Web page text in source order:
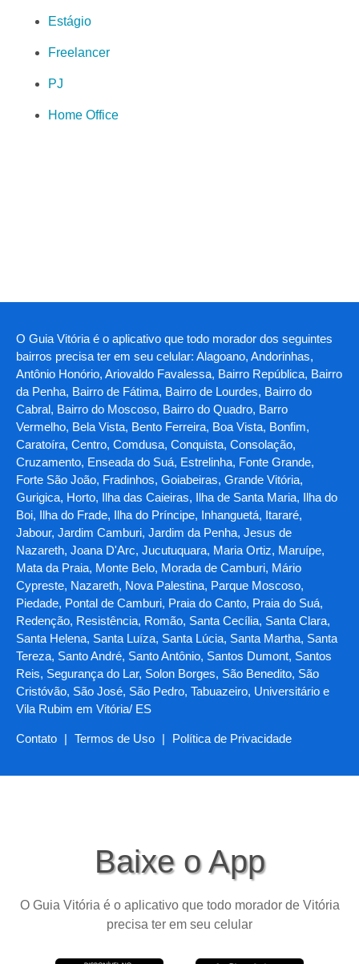
Estágio
Freelancer
PJ
Home Office
O Guia Vitória é o aplicativo que todo morador dos seguintes
bairros precisa ter em seu celular: Alagoano, Andorinhas,
Antônio Honório, Ariovaldo Favalessa, Bairro República, Bairro
da Penha, Bairro de Fátima, Bairro de Lourdes, Bairro do
Cabral, Bairro do Moscoso, Bairro do Quadro, Barro
Vermelho, Bela Vista, Bento Ferreira, Boa Vista, Bonfim,
Caratoíra, Centro, Comdusa, Conquista, Consolação,
Cruzamento, Enseada do Suá, Estrelinha, Fonte Grande,
Forte São João, Fradinhos, Goiabeiras, Grande Vitória,
Gurigica, Horto, Ilha das Caieiras, Ilha de Santa Maria, Ilha do
Boi, Ilha do Frade, Ilha do Príncipe, Inhanguetá, Itararé,
Jabour, Jardim Camburi, Jardim da Penha, Jesus de
Nazareth, Joana D'Arc, Jucutuquara, Maria Ortiz, Maruípe,
Mata da Praia, Monte Belo, Morada de Camburi, Mário
Cypreste, Nazareth, Nova Palestina, Parque Moscoso,
Piedade, Pontal de Camburi, Praia do Canto, Praia do Suá,
Redenção, Resistência, Romão, Santa Cecília, Santa Clara,
Santa Helena, Santa Luíza, Santa Lúcia, Santa Martha, Santa
Tereza, Santo André, Santo Antônio, Santos Dumont, Santos
Reis, Segurança do Lar, Solon Borges, São Benedito, São
Cristóvão, São José, São Pedro, Tabuazeiro, Universitário e
Vila Rubim em Vitória/ ES
Contato | Termos de Uso | Política de Privacidade
Baixe o App
O Guia Vitória é o aplicativo que todo morador de Vitória
precisa ter em seu celular